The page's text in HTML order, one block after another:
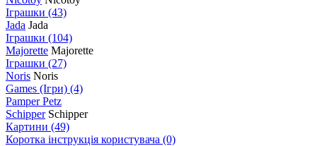
Іграшки (43)
Jada Jada
Іграшки (104)
Majorette Majorette
Іграшки (27)
Noris Noris
Games (Ігри) (4)
Pamper Petz
Schipper Schipper
Картини (49)
Коротка інструкція користувача (0)